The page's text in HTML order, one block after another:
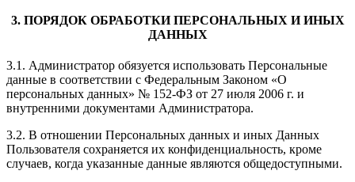
3. ПОРЯДОК ОБРАБОТКИ ПЕРСОНАЛЬНЫХ И ИНЫХ
ДАННЫХ
3.1. Администратор обязуется использовать Персональные
данные в соответствии с Федеральным Законом «О
персональных данных» № 152-ФЗ от 27 июля 2006 г. и
внутренними документами Администратора.
3.2. В отношении Персональных данных и иных Данных
Пользователя сохраняется их конфиденциальность, кроме
случаев, когда указанные данные являются общедоступными.